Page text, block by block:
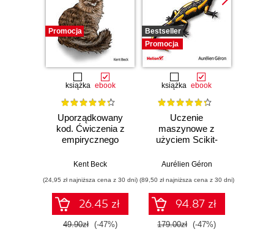
Promocja
książka ebook
Uporządkowany
kod. Ćwiczenia z
empirycznego
oprogramowania
Kent Beck
(24,95 zł najniższa cena z 30 dni)
26.45 zł
49.90zł (-47%)
Bestseller
Promocja
książka ebook
Uczenie
maszynowe z
użyciem Scikit-
TensorFlow.
Aurélien Géron
(89,50 zł najniższa cena z 30 dni)
94.87 zł
179.00zł (-47%)